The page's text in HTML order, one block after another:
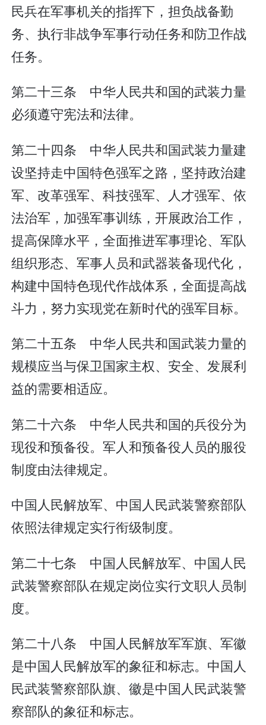
民兵在军事机关的指挥下，担负战备勤
务、执行非战争军事行动任务和防卫作战
任务。
第二十三条 中华人民共和国的武装力量
必须遵守宪法和法律。
第二十四条 中华人民共和国武装力量建
设坚持走中国特色强军之路，坚持政治建
军、改革强军、科技强军、人才强军、依
法治军，加强军事训练，开展政治工作，
提高保障水平，全面推进军事理论、军队
组织形态、军事人员和武器装备现代化，
构建中国特色现代作战体系，全面提高战
斗力，努力实现党在新时代的强军目标。
第二十五条 中华人民共和国武装力量的
规模应当与保卫国家主权、安全、发展利
益的需要相适应。
第二十六条 中华人民共和国的兵役分为
现役和预备役。军人和预备役人员的服役
制度由法律规定。
中国人民解放军、中国人民武装警察部队
依照法律规定实行衔级制度。
第二十七条 中国人民解放军、中国人民
武装警察部队在规定岗位实行文职人员制
度。
第二十八条 中国人民解放军军旗、军徽
是中国人民解放军的象征和标志。中国人
民武装警察部队旗、徽是中国人民武装警
察部队的象征和标志。